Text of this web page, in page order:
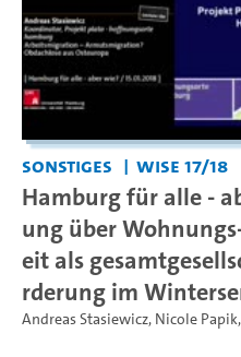
Sonstiges WiSe 17/18
Hamburg für alle -
ung über
eit als
rderung im
Andreas Stasiewicz, Nicole Papik,